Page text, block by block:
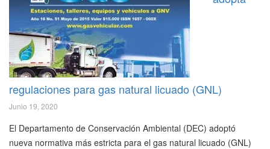
regulaciones para gas natural licuado (GNL)
Junio 19, 2020
El Departamento de Conservación Ambiental (DEC) adoptó
nueva normativa más estricta para el gas natural licuado (GNL)